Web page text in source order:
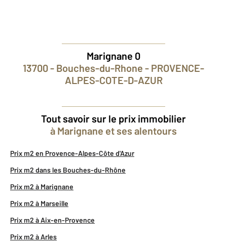
Marignane 0
13700 - Bouches-du-Rhone - PROVENCE-
ALPES-COTE-D-AZUR
Tout savoir sur le prix immobilier
à Marignane et ses alentours
Prix m2 en Provence-Alpes-Côte d'Azur
Prix m2 dans les Bouches-du-Rhône
Prix m2 à Marignane
Prix m2 à Marseille
Prix m2 à Aix-en-Provence
Prix m2 à Arles